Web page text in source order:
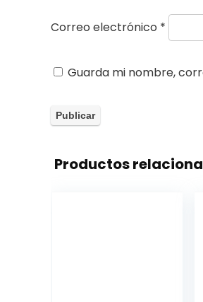
Correo electrónico *
Guarda mi nombre,
Productos